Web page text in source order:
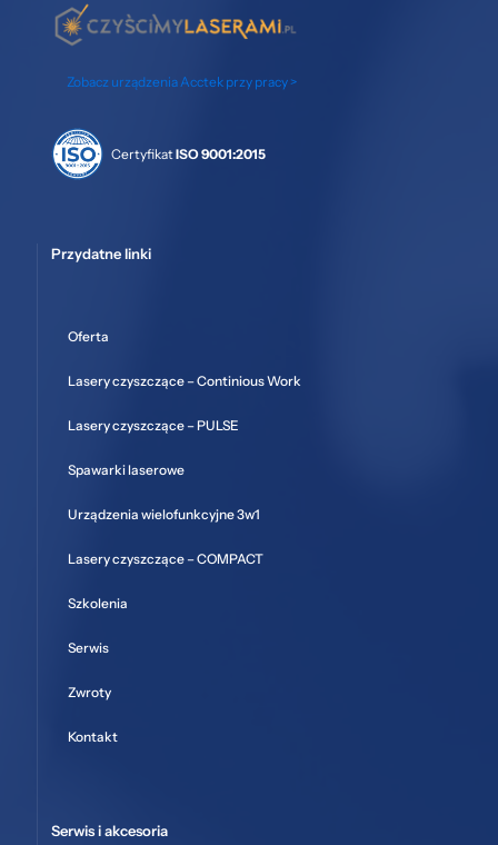
Zobacz urządzenia Acctek przy pracy >
CertyfikatISO 9001:2015
Przydatne linki
Oferta
Lasery czyszczące – Continious Work
Lasery czyszczące – PULSE
Spawarki laserowe
Urządzenia wielofunkcyjne 3w1
Lasery czyszczące – COMPACT
Szkolenia
Serwis
Zwroty
Kontakt
Serwis i akcesoria